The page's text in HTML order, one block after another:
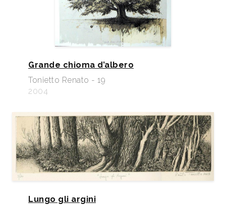
Grande chioma d’albero
Tonietto Renato - 19
2004
Lungo gli argini